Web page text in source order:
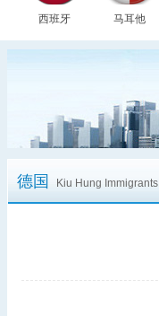
西班牙 马耳他
德国 Kiu Hung Immigrants